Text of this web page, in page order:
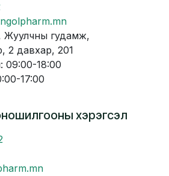
гудамж,
давхар, 201
09:00-18:00
17:00
хэрэгсэл